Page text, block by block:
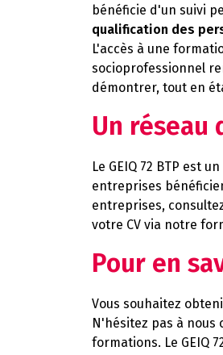
bénéficie d'un suivi
qualification des
L'accès à une
socioprofessionnel
démontrer, tout en
Un
Le GEIQ 72 BTP est un
entreprises
entreprises,
votre CV via notre
Pour en
Vous souhaitez
N'hésitez pas à
formations. Le GEIQ